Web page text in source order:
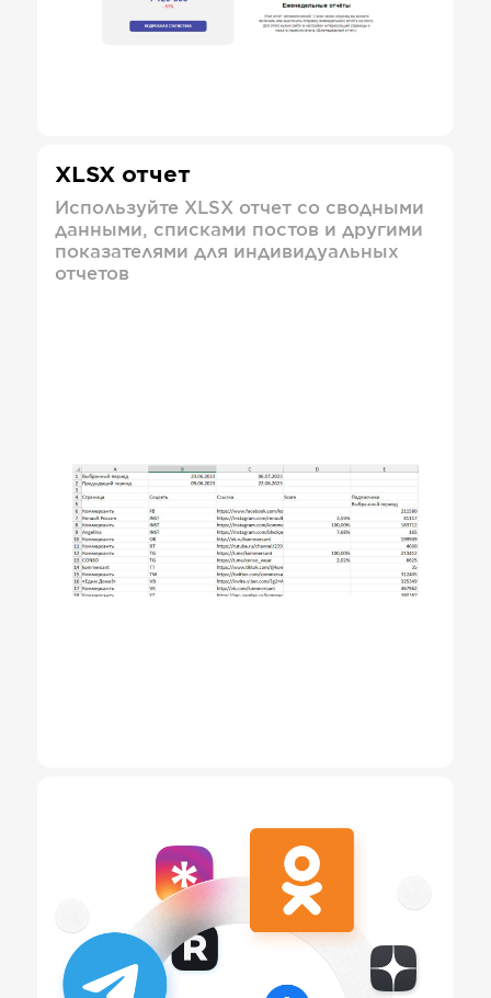
XLSX отчет
Используйте XLSX отчет со сводными
данными, списками постов и другими
показателями для индивидуальных
отчетов